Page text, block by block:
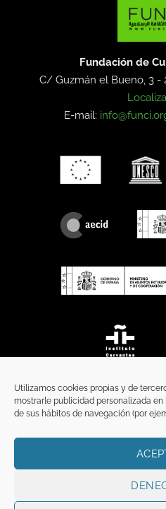
Utilizamos cookies propias y de
mostrarle publicidad personalizada
de sus hábitos de navegación (por
Fundación de
C/ Guzmán el Bueno, 3 -
E-mail:
TÉRMINOS Y
Copyright 2026 ©FunciFUNCI es